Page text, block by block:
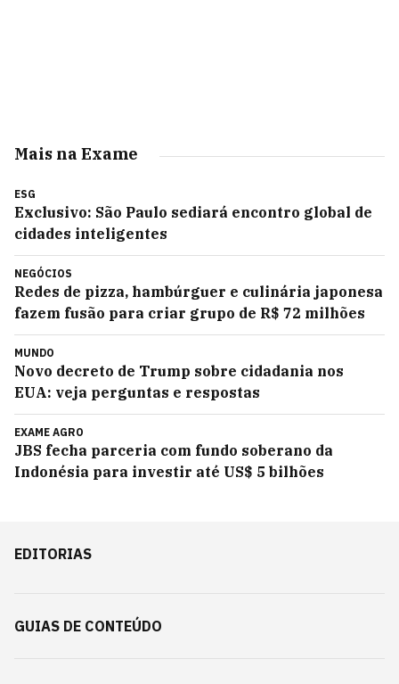
Mais na Exame
ESG
Exclusivo: São Paulo sediará encontro global de
cidades inteligentes
NEGÓCIOS
Redes de pizza, hambúrguer e culinária japonesa
fazem fusão para criar grupo de R$ 72 milhões
MUNDO
Novo decreto de Trump sobre cidadania nos
EUA: veja perguntas e respostas
EXAME AGRO
JBS fecha parceria com fundo soberano da
Indonésia para investir até US$ 5 bilhões
EDITORIAS
GUIAS DE CONTEÚDO